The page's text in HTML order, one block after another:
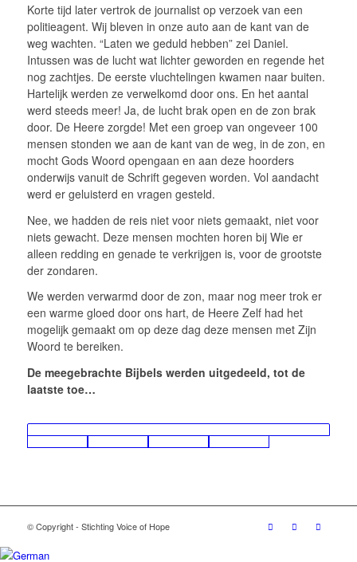
Korte tijd later vertrok de journalist op verzoek van een
politieagent. Wij bleven in onze auto aan de kant van de
weg wachten. “Laten we geduld hebben” zei Daniel.
Intussen was de lucht wat lichter geworden en regende het
nog zachtjes. De eerste vluchtelingen kwamen naar buiten.
Hartelijk werden ze verwelkomd door ons. En het aantal
werd steeds meer! Ja, de lucht brak open en de zon brak
door. De Heere zorgde! Met een groep van ongeveer 100
mensen stonden we aan de kant van de weg, in de zon, en
mocht Gods Woord opengaan en aan deze hoorders
onderwijs vanuit de Schrift gegeven worden. Vol aandacht
werd er geluisterd en vragen gesteld.
Nee, we hadden de reis niet voor niets gemaakt, niet voor
niets gewacht. Deze mensen mochten horen bij Wie er
alleen redding en genade te verkrijgen is, voor de grootste
der zondaren.
We werden verwarmd door de zon, maar nog meer trok er
een warme gloed door ons hart, de Heere Zelf had het
mogelijk gemaakt om op deze dag deze mensen met Zijn
Woord te bereiken.
De meegebrachte Bijbels werden uitgedeeld, tot de
laatste toe…
© Copyright - Stichting Voice of Hope